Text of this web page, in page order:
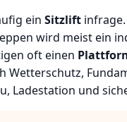
ein Sitzlift
wird meist ein
oft einen
Wetterschutz,
Ladestation und